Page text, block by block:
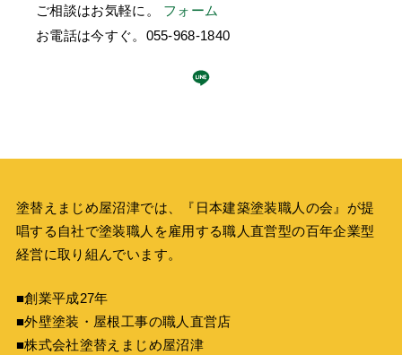
ご相談はお気軽に。 フォーム
お電話は今すぐ。 055-968-1840
塗替えまじめ屋沼津では、『 日本建築塗装職人の会 』が提
唱する自社で塗装職人を雇用する職人直営型の百年企業型
経営に取り組んでいます。
■創業平成27年
■外壁塗装・屋根工事の職人直営店
■株式会社塗替えまじめ屋沼津